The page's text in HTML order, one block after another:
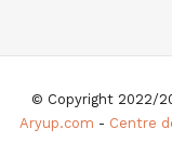
© Copyright 2022/
Aryup.com - Centre